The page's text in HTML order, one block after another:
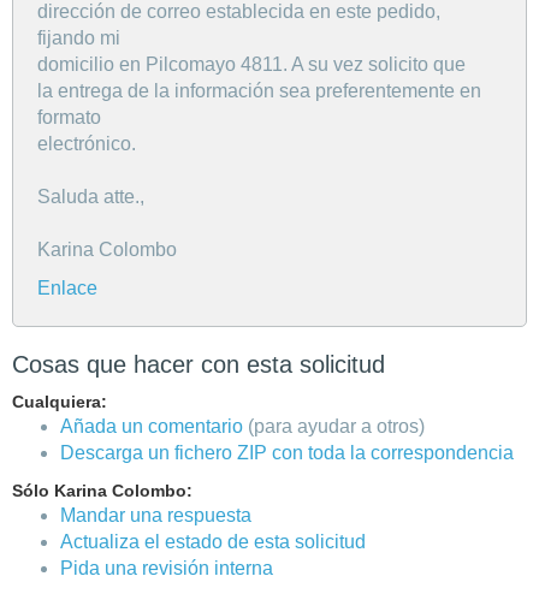
dirección de correo establecida en este pedido,
fijando mi
domicilio en Pilcomayo 4811. A su vez solicito que
la entrega de la información sea preferentemente en
formato
electrónico.
Saluda atte.,
Karina Colombo
Enlace
Cosas que hacer con esta solicitud
Cualquiera:
Añada un comentario (para ayudar a otros)
Descarga un fichero ZIP con toda la correspondencia
Sólo Karina Colombo:
Mandar una respuesta
Actualiza el estado de esta solicitud
Pida una revisión interna